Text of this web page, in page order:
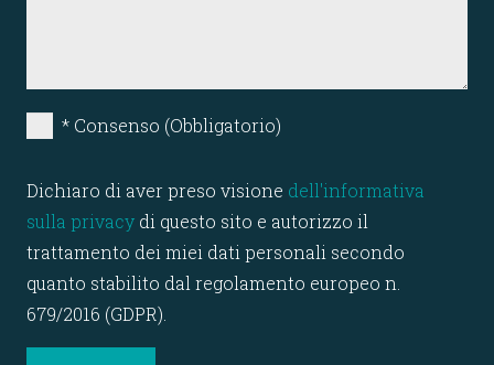
* Consenso (Obbligatorio)
Dichiaro di aver preso visione dell'informativa
sulla privacy di questo sito e autorizzo il
trattamento dei miei dati personali secondo
quanto stabilito dal regolamento europeo n.
679/2016 (GDPR).